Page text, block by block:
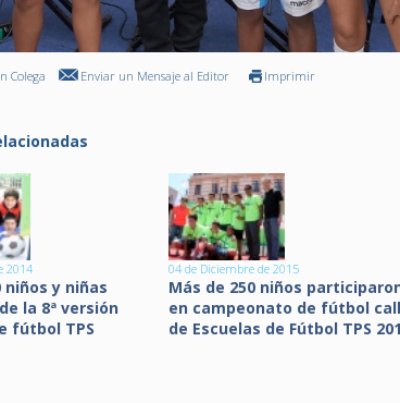
Colega Enviar un Mensaje al Editor Imprimir
2014
niños y niñas
la 8ª versión
fútbol TPS
04 de Diciembre de 2015
Más de 250 niños
en campeonato de fútbol
de Escuelas de Fútbol TPS